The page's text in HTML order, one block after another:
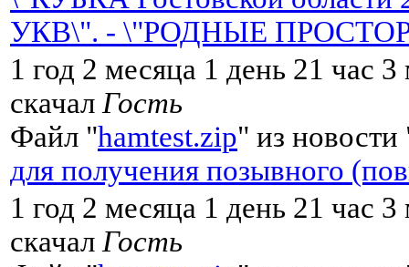
УКВ\". - \"РОДНЫЕ
1 год 2 месяца 1 день 21 час
скачал Гость
Файл "hamtest.zip" из новости
для получения позывного
1 год 2 месяца 1 день 21 час
скачал Гость